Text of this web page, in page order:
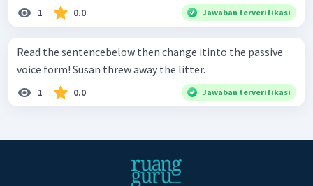
1 0.0 Jawaban terverifikasi
Read the sentencebelow then change itinto the passive
voice form! Susan threw away the litter.
1 0.0 Jawaban terverifikasi